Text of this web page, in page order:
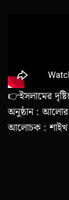
👉ইসলামের
অনুষ্ঠান :
আলোচক : শাইখ